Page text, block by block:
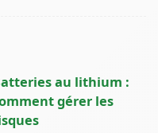
au lithium :
gérer les